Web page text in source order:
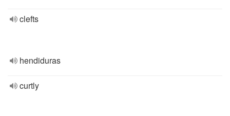
clefts
hendiduras
curtly